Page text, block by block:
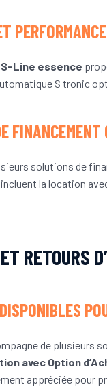
S-Line essence
S tronic
FINANCEMENT
solutions de
incluent la location
RETOURS
de plusieurs
avec Option
appréciée pour